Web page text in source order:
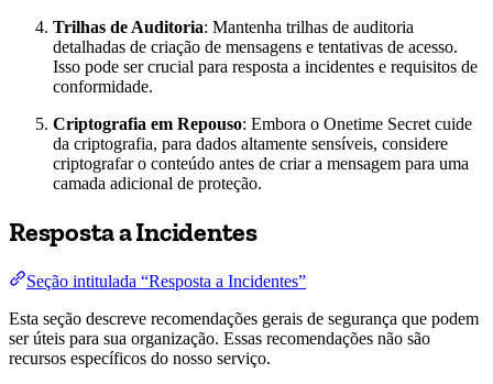
Trilhas de Auditoria: Mantenha trilhas de auditoria
detalhadas de criação de mensagens e tentativas de acesso.
Isso pode ser crucial para resposta a incidentes e requisitos de
conformidade.
Criptografia em Repouso: Embora o Onetime Secret cuide
da criptografia, para dados altamente sensíveis, considere
criptografar o conteúdo antes de criar a mensagem para uma
camada adicional de proteção.
Resposta a Incidentes
Seção intitulada “Resposta a Incidentes”
Esta seção descreve recomendações gerais de segurança que podem
ser úteis para sua organização. Essas recomendações não são
recursos específicos do nosso serviço.